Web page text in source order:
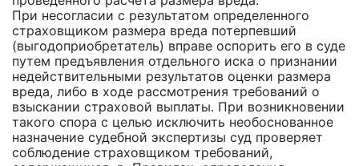
При несогласии с результатом определенного
страховщиком размера вреда потерпевший
(выгодоприобретатель) вправе оспорить его в суде
путем предъявления отдельного иска о признании
недействительными результатов оценки размера
вреда, либо в ходе рассмотрения требований о
взыскании страховой выплаты. При возникновении
такого спора с целью исключить необоснованное
назначение судебной экспертизы суд проверяет
соблюдение страховщиком требований,